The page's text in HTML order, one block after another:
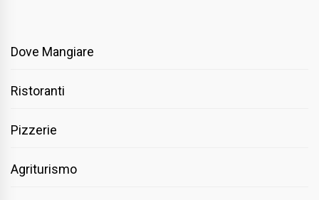
Dove Mangiare
Ristoranti
Pizzerie
Agriturismo